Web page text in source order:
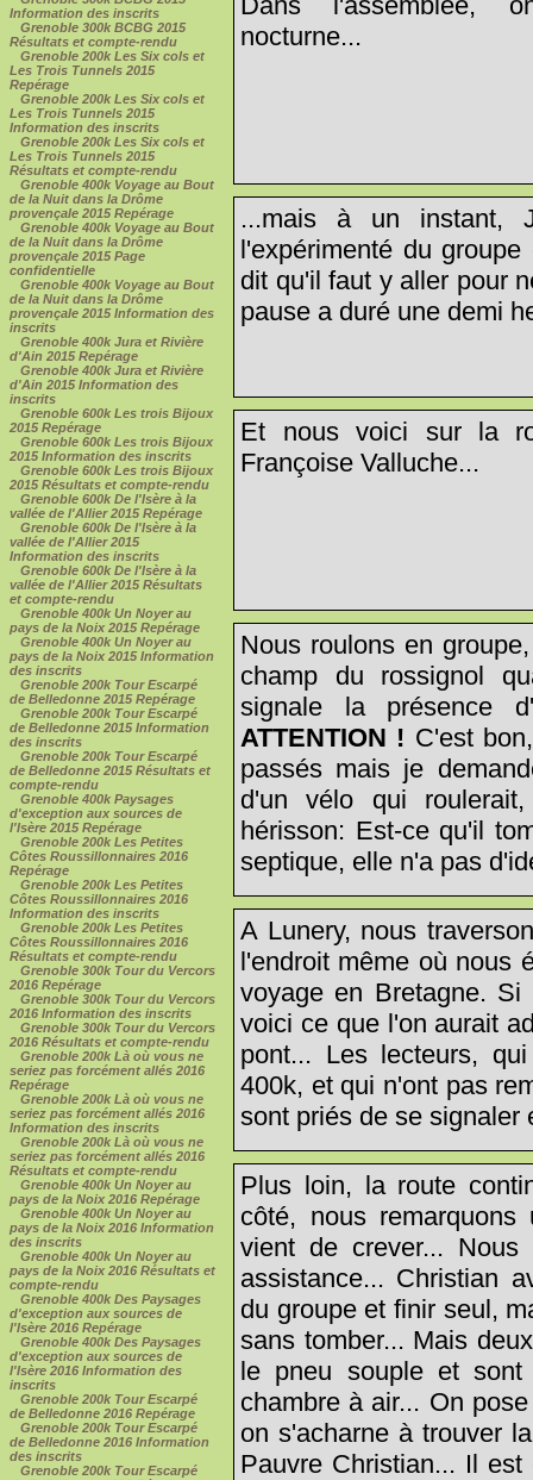
Information des inscrits
Grenoble 300k BCBG 2015
Résultats et compte-rendu
Grenoble 200k Les Six cols et
Les Trois Tunnels 2015
Repérage
Grenoble 200k Les Six cols et
Les Trois Tunnels 2015
Information des inscrits
Grenoble 200k Les Six cols et
Les Trois Tunnels 2015
Résultats et compte-rendu
Grenoble 400k Voyage au Bout
de la Nuit dans la Drôme
provençale 2015 Repérage
Grenoble 400k Voyage au Bout
de la Nuit dans la Drôme
provençale 2015 Page
confidentielle
Grenoble 400k Voyage au Bout
de la Nuit dans la Drôme
provençale 2015 Information des
inscrits
Grenoble 400k Jura et Rivière
d'Ain 2015 Repérage
Grenoble 400k Jura et Rivière
d'Ain 2015 Information des
inscrits
Grenoble 600k Les trois Bijoux
2015 Repérage
Grenoble 600k Les trois Bijoux
2015 Information des inscrits
Grenoble 600k Les trois Bijoux
2015 Résultats et compte-rendu
Grenoble 600k De l'Isère à la
vallée de l'Allier 2015 Repérage
Grenoble 600k De l'Isère à la
vallée de l'Allier 2015
Information des inscrits
Grenoble 600k De l'Isère à la
vallée de l'Allier 2015 Résultats
et compte-rendu
Grenoble 400k Un Noyer au
pays de la Noix 2015 Repérage
Grenoble 400k Un Noyer au
pays de la Noix 2015 Information
des inscrits
Grenoble 200k Tour Escarpé
de Belledonne 2015 Repérage
Grenoble 200k Tour Escarpé
de Belledonne 2015 Information
des inscrits
Grenoble 200k Tour Escarpé
de Belledonne 2015 Résultats et
compte-rendu
Grenoble 400k Paysages
d'exception aux sources de
l'Isère 2015 Repérage
Grenoble 200k Les Petites
Côtes Roussillonnaires 2016
Repérage
Grenoble 200k Les Petites
Côtes Roussillonnaires 2016
Information des inscrits
Grenoble 200k Les Petites
Côtes Roussillonnaires 2016
Résultats et compte-rendu
Grenoble 300k Tour du Vercors
2016 Repérage
Grenoble 300k Tour du Vercors
2016 Information des inscrits
Grenoble 300k Tour du Vercors
2016 Résultats et compte-rendu
Grenoble 200k Là où vous ne
seriez pas forcément allés 2016
Repérage
Grenoble 200k Là où vous ne
seriez pas forcément allés 2016
Information des inscrits
Grenoble 200k Là où vous ne
seriez pas forcément allés 2016
Résultats et compte-rendu
Grenoble 400k Un Noyer au
pays de la Noix 2016 Repérage
Grenoble 400k Un Noyer au
pays de la Noix 2016 Information
des inscrits
Grenoble 400k Un Noyer au
pays de la Noix 2016 Résultats et
compte-rendu
Grenoble 400k Des Paysages
d'exception aux sources de
l'Isère 2016 Repérage
Grenoble 400k Des Paysages
d'exception aux sources de
l'Isère 2016 Information des
inscrits
Grenoble 200k Tour Escarpé
de Belledonne 2016 Repérage
Grenoble 200k Tour Escarpé
de Belledonne 2016 Information
des inscrits
Grenoble 200k Tour Escarpé
nocturne...
...mais à un instant,
l'expérimenté du
dit qu'il faut y aller pour
pause a duré une demi
Et nous voici sur la
Françoise Valluche...
Nous roulons en
champ du rossignol
signale la présence
ATTENTION ! C'est
passés mais je
d'un vélo qui roulerait,
hérisson: Est-ce qu'il
septique, elle n'a pas
A Lunery, nous
l'endroit même où nous
voyage en Bretagne.
voici ce que l'on aurait
pont... Les lecteurs,
400k, et qui n'ont pas
sont priés de se
Plus loin, la route
côté, nous
vient de crever...
assistance... Christian
du groupe et finir seul,
sans tomber... Mais
le pneu souple et
chambre à air... On
on s'acharne à trouver
Pauvre Christian... Il